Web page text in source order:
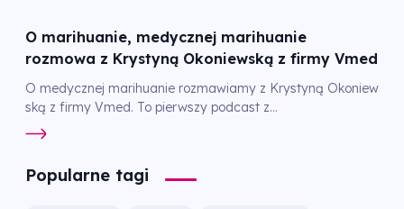
O marihuanie, medycznej marihuanie
rozmowa z Krystyną Okoniewską z firmy Vmed
O medycznej marihuanie rozmawiamy z Krystyną Okoniew
ską z firmy Vmed. To pierwszy podcast z...
Popularne tagi